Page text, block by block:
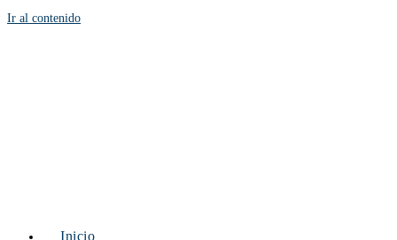
Ir al contenido
Inicio